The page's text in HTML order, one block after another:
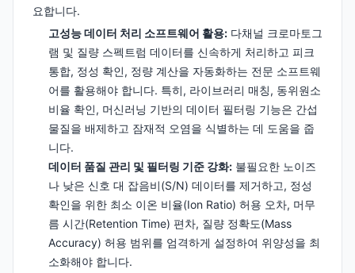
요합니다.
고성능 데이터 처리 소프트웨어 활용: 다채널 크로마토그
램 및 질량 스펙트럼 데이터를 신속하게 처리하고 피크
통합, 정성 확인, 정량 계산을 자동화하는 전문 소프트웨
어를 활용해야 합니다. 특히, 라이브러리 매칭, 동위원소
비율 확인, 머신러닝 기반의 데이터 필터링 기능은 간섭
물질을 배제하고 잠재적 오염을 식별하는 데 도움을 줍
니다.
데이터 품질 관리 및 필터링 기준 강화: 불필요한 노이즈
나 낮은 신호 대 잡음비(S/N) 데이터를 제거하고, 정성
확인을 위한 최소 이온 비율(Ion Ratio) 허용 오차, 머무
름 시간(Retention Time) 편차, 질량 정확도(Mass
Accuracy) 허용 범위를 엄격하게 설정하여 위양성을 최
소화해야 합니다.